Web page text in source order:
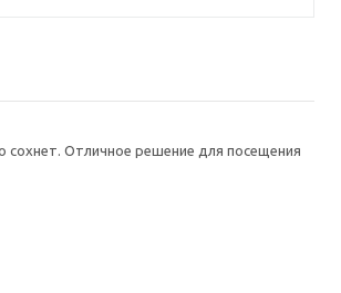
сохнет. Отличное решение для посещения